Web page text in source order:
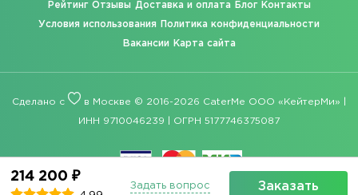
214 200 ₽
Заказать
Задать вопрос
Рейтинг Отзывы Доставка и оплата Блог Контакты
Условия использования Политика конфиденциальности
Вакансии Карта сайта
Сделано с в Москве © 2016-2026 CaterMe ООО «КейтерМи» |
ИНН 9710046239 | ОГРН 5177746375087